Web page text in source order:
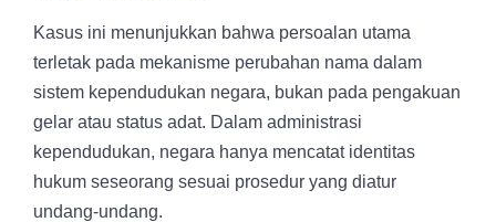
Kasus ini menunjukkan bahwa persoalan utama
terletak pada mekanisme perubahan nama dalam
sistem kependudukan negara, bukan pada pengakuan
gelar atau status adat. Dalam administrasi
kependudukan, negara hanya mencatat identitas
hukum seseorang sesuai prosedur yang diatur
undang-undang.